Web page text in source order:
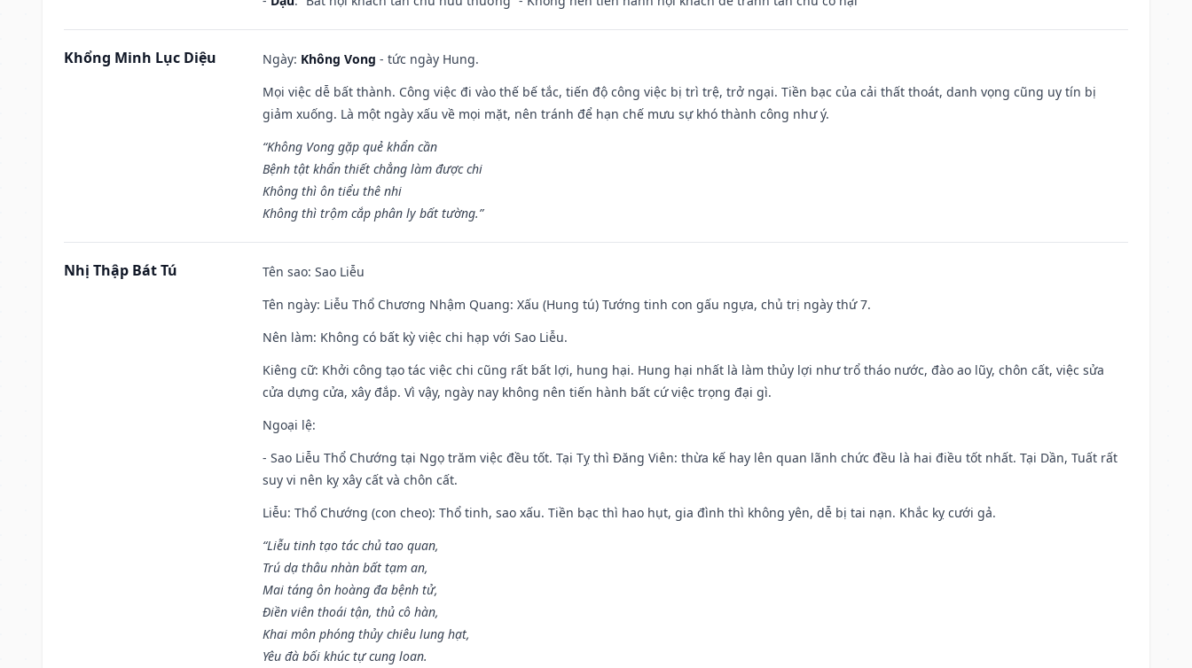
Khổng Minh Lục Diệu Ngày: Không Vong - tức ngày Hung.
Mọi việc dễ bất thành. Công việc đi vào thế bế tắc, tiến độ công việc bị trì trệ, trở ngại. Tiền bạc của cải thất thoát, danh vọng cũng uy tín bị
giảm xuống. Là một ngày xấu về mọi mặt, nên tránh để hạn chế mưu sự khó thành công như ý.
“Không Vong gặp quẻ khẩn cần
Bệnh tật khẩn thiết chẳng làm được chi
Không thì ôn tiểu thê nhi
Không thì trộm cắp phân ly bất tường.”
Nhị Thập Bát Tú Tên sao: Sao Liễu
Tên ngày: Liễu Thổ Chương Nhậm Quang: Xấu (Hung tú) Tướng tinh con gấu ngựa, chủ trị ngày thứ 7.
Nên làm: Không có bất kỳ việc chi hạp với Sao Liễu.
Kiêng cữ: Khởi công tạo tác việc chi cũng rất bất lợi, hung hại. Hung hại nhất là làm thủy lợi như trổ tháo nước, đào ao lũy, chôn cất, việc sửa
cửa dựng cửa, xây đắp. Vì vậy, ngày nay không nên tiến hành bất cứ việc trọng đại gì.
Ngoại lệ:
- Sao Liễu Thổ Chướng tại Ngọ trăm việc đều tốt. Tại Tỵ thì Đăng Viên: thừa kế hay lên quan lãnh chức đều là hai điều tốt nhất. Tại Dần, Tuất rất
suy vi nên kỵ xây cất và chôn cất.
Liễu: Thổ Chướng (con cheo): Thổ tinh, sao xấu. Tiền bạc thì hao hụt, gia đình thì không yên, dễ bị tai nạn. Khắc kỵ cưới gả.
“Liễu tinh tạo tác chủ tao quan,
Trú dạ thâu nhàn bất tạm an,
Mai táng ôn hoàng đa bệnh tử,
Điền viên thoái tận, thủ cô hàn,
Khai môn phóng thủy chiêu lung hạt,
Yêu đà bối khúc tự cung loan.